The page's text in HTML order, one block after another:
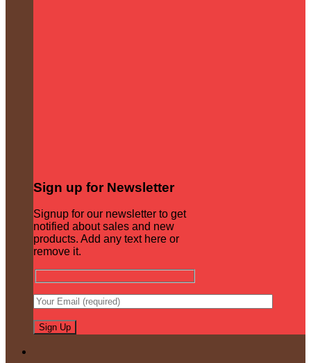
Sign up for Newsletter
Signup for our newsletter to get
notified about sales and new
products. Add any text here or
remove it.